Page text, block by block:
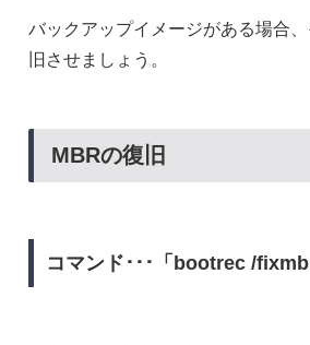
バックアップイメージがある場合
旧させましょう。
MBRの復旧
コマンド･･･「bootrec /fixmbr